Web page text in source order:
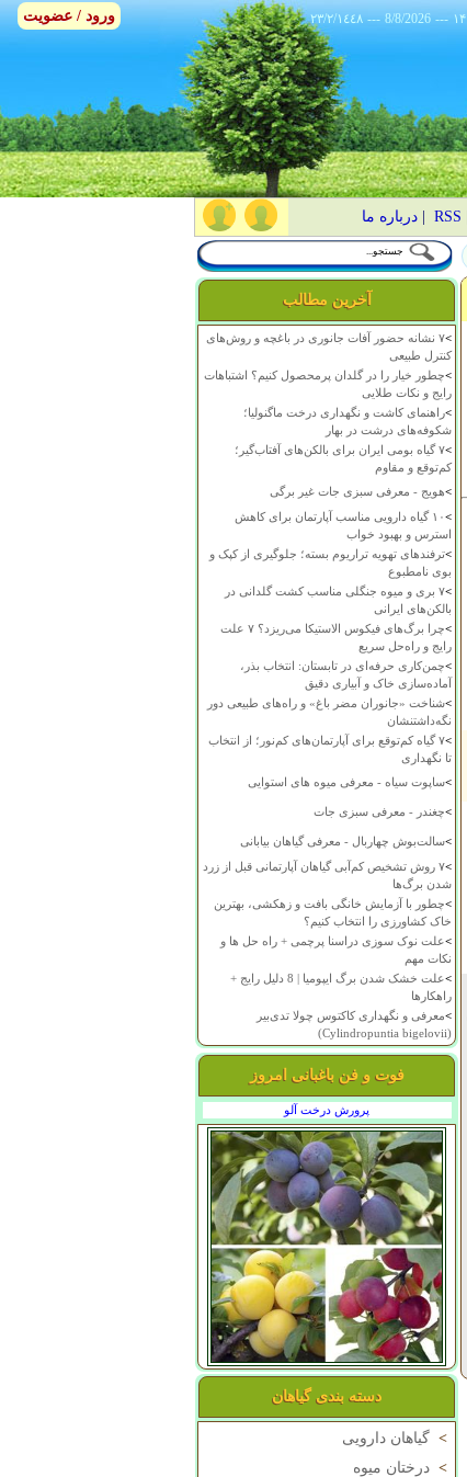
٢٣/٢/١٤٤٨ --- 8/8/2026 ---
RSS
|درباره ما
آخرین مطالب
>
۷ نشانه حضور آفات جانوری در باغچه و روش‌های
کنترل طبیعی
>چطور خیار را در گلدان پرمحصول کنیم؟ اشتباهات
رایج و نکات طلایی
>راهنمای کاشت و نگهداری درخت ماگنولیا؛
شکوفه‌های درشت در بهار
>
۷ گیاه بومی ایران برای بالکن‌های آفتاب‌گیر؛
کم‌توقع و مقاوم
>هویج - معرفی سبزی جات غیر برگی
>
۱۰ گیاه دارویی مناسب آپارتمان برای کاهش
استرس و بهبود خواب
>ترفندهای تهویه تراریوم بسته؛ جلوگیری از کپک و
بوی نامطبوع
>
۷ بری و میوه جنگلی مناسب کشت گلدانی در
بالکن‌های ایرانی
>
چرا برگ‌های فیکوس الاستیکا می‌ریزد؟ ۷ علت
رایج و راه‌حل سریع
>چمن‌کاری حرفه‌ای در تابستان: انتخاب بذر،
آماده‌سازی خاک و آبیاری دقیق
>شناخت «جانوران مضر باغ» و راه‌های طبیعی دور
نگه‌داشتنشان
>
۷ گیاه کم‌توقع برای آپارتمان‌های کم‌نور؛ از انتخاب
تا نگهداری
>ساپوت سیاه - معرفی میوه های استوایی
>چغندر - معرفی سبزی جات
>سالت‌بوش چهاربال - معرفی گیاهان بیابانی
>
۷ روش تشخیص کم‌آبی گیاهان آپارتمانی قبل از زرد
شدن برگ‌ها
>چطور با آزمایش خانگی بافت و زهکشی، بهترین
خاک کشاورزی را انتخاب کنیم؟
>علت نوک سوزی دراسنا پرچمی + راه حل ها و
نکات مهم
>
علت خشک شدن برگ ایپومیا | 8 دلیل رایج +
راهکارها
>معرفی و نگهداری کاکتوس چولا تدی‌بیر
(Cylindropuntia bigelovii)
فوت و فن باغبانی امروز
پرورش درخت آلو
دسته بندی گیاهان
> گیاهان دارویی
> درختان میوه
ورود / عضویت